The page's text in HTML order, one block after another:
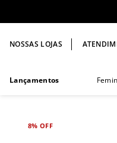
NOSSAS LOJAS
Lançamentos
8% OFF